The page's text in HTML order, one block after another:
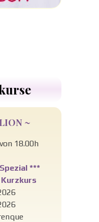
~
18.00h
***